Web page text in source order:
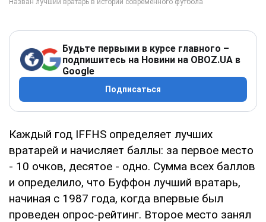
Будьте первыми в курсе главного –
подпишитесь на Новини на OBOZ.UA в
Google
Подписаться
Каждый год IFFHS определяет лучших
вратарей и начисляет баллы: за первое место
- 10 очков, десятое - одно. Сумма всех баллов
и определило, что Буффон лучший вратарь,
начиная с 1987 года, когда впервые был
проведен опрос-рейтинг. Второе место занял